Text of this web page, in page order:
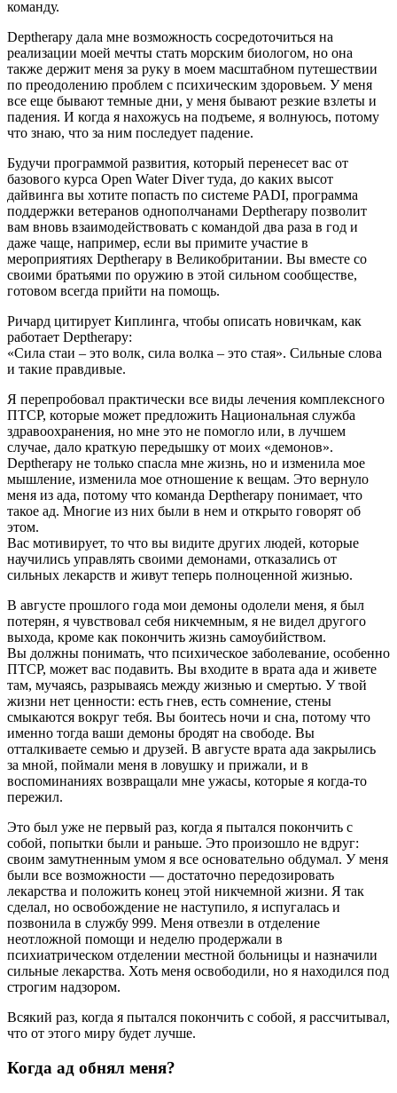
команду.
Deptherapy дала мне возможность сосредоточиться на
реализации моей мечты стать морским биологом, но она
также держит меня за руку в моем масштабном путешествии
по преодолению проблем с психическим здоровьем. У меня
все еще бывают темные дни, у меня бывают резкие взлеты и
падения. И когда я нахожусь на подъеме, я волнуюсь, потому
что знаю, что за ним последует падение.
Будучи программой развития, который перенесет вас от
базового курса Open Water Diver туда, до каких высот
дайвинга вы хотите попасть по системе PADI, программа
поддержки ветеранов однополчанами Deptherapy позволит
вам вновь взаимодействовать с командой два раза в год и
даже чаще, например, если вы примите участие в
мероприятиях Deptherapy в Великобритании. Вы вместе со
своими братьями по оружию в этой сильном сообществе,
готовом всегда прийти на помощь.
Ричард цитирует Киплинга, чтобы описать новичкам, как
работает Deptherapy:
«Сила стаи – это волк, сила волка – это стая». Сильные слова
и такие правдивые.
Я перепробовал практически все виды лечения комплексного
ПТСР, которые может предложить Национальная служба
здравоохранения, но мне это не помогло или, в лучшем
случае, дало краткую передышку от моих «демонов».
Deptherapy не только спасла мне жизнь, но и изменила мое
мышление, изменила мое отношение к вещам. Это вернуло
меня из ада, потому что команда Deptherapy понимает, что
такое ад. Многие из них были в нем и открыто говорят об
этом.
Вас мотивирует, то что вы видите других людей, которые
научились управлять своими демонами, отказались от
сильных лекарств и живут теперь полноценной жизнью.
В августе прошлого года мои демоны одолели меня, я был
потерян, я чувствовал себя никчемным, я не видел другого
выхода, кроме как покончить жизнь самоубийством.
Вы должны понимать, что психическое заболевание, особенно
ПТСР, может вас подавить. Вы входите в врата ада и живете
там, мучаясь, разрываясь между жизнью и смертью. У твой
жизни нет ценности: есть гнев, есть сомнение, стены
смыкаются вокруг тебя. Вы боитесь ночи и сна, потому что
именно тогда ваши демоны бродят на свободе. Вы
отталкиваете семью и друзей. В августе врата ада закрылись
за мной, поймали меня в ловушку и прижали, и в
воспоминаниях возвращали мне ужасы, которые я когда-то
пережил.
Это был уже не первый раз, когда я пытался покончить с
собой, попытки были и раньше. Это произошло не вдруг:
своим замутненным умом я все основательно обдумал. У меня
были все возможности — достаточно передозировать
лекарства и положить конец этой никчемной жизни. Я так
сделал, но освобождение не наступило, я испугалась и
позвонила в службу 999. Меня отвезли в отделение
неотложной помощи и неделю продержали в
психиатрическом отделении местной больницы и назначили
сильные лекарства. Хоть меня освободили, но я находился под
строгим надзором.
Всякий раз, когда я пытался покончить с собой, я рассчитывал,
что от этого миру будет лучше.
Когда ад обнял меня?